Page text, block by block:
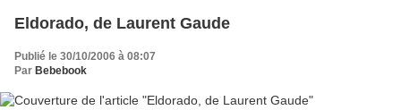
Eldorado, de Laurent Gaude
Publié le 30/10/2006 à 08:07
Par Bebebook